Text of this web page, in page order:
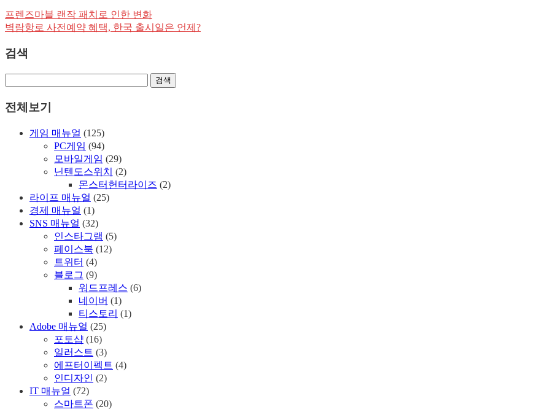
글
탐
색
프렌즈마블 랜작 패치로 인한 변화
벽람항로 사전예약 혜택, 한국 출시일은 언제?
검색
전체보기
게임 매뉴얼 (125)
PC게임 (94)
모바일게임 (29)
닌텐도스위치 (2)
몬스터헌터라이즈 (2)
라이프 매뉴얼 (25)
경제 매뉴얼 (1)
SNS 매뉴얼 (32)
인스타그램 (5)
페이스북 (12)
트위터 (4)
블로그 (9)
워드프레스 (6)
네이버 (1)
티스토리 (1)
Adobe 매뉴얼 (25)
포토샵 (16)
일러스트 (3)
에프터이펙트 (4)
인디자인 (2)
IT 매뉴얼 (72)
스마트폰 (20)